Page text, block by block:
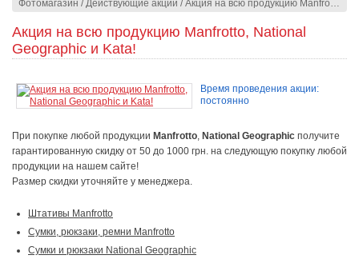
Фотомагазин /Действующие акции /Акция на всю продукцию Manfrotto, National Geographic и Kata!
Акция на всю продукцию Manfrotto, National
Geographic и Kata!
Время проведения акции:
постоянно
При покупке любой продукции Manfrotto, National Geographic получите
гарантированную скидку от 50 до 1000 грн. на следующую покупку любой
продукции на нашем сайте!
Размер скидки уточняйте у менеджера.
Штативы Manfrotto
Сумки, рюкзаки, ремни Manfrotto
Сумки и рюкзаки National Geographic